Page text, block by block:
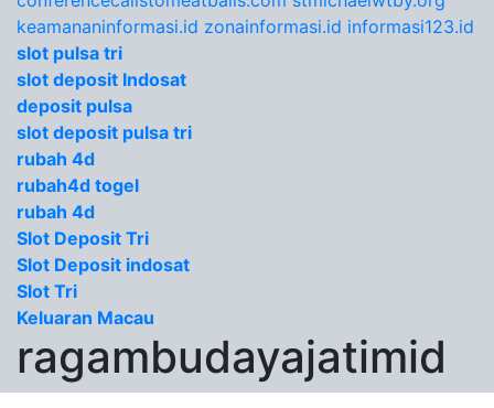
keamananinformasi.id zonainformasi.id informasi123.id
slot pulsa tri
slot deposit Indosat
deposit pulsa
slot deposit pulsa tri
rubah 4d
rubah4d togel
rubah 4d
Slot Deposit Tri
Slot Deposit indosat
Slot Tri
Keluaran Macau
ragambudayajatimid